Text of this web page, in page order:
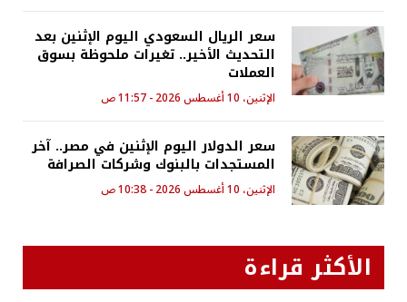
سعر الريال السعودي اليوم الإثنين بعد
التحديث الأخير.. تغيرات ملحوظة بسوق
العملات
الإثنين، 10 أغسطس 2026 - 11:57 ص
سعر الدولار اليوم الإثنين في مصر.. آخر
المستجدات بالبنوك وشركات الصرافة
الإثنين، 10 أغسطس 2026 - 10:38 ص
الأكثر قراءة